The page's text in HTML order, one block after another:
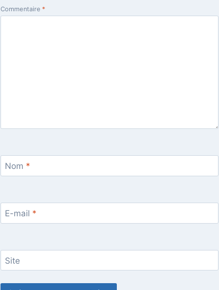
Commentaire *
Nom *
E-mail *
Site